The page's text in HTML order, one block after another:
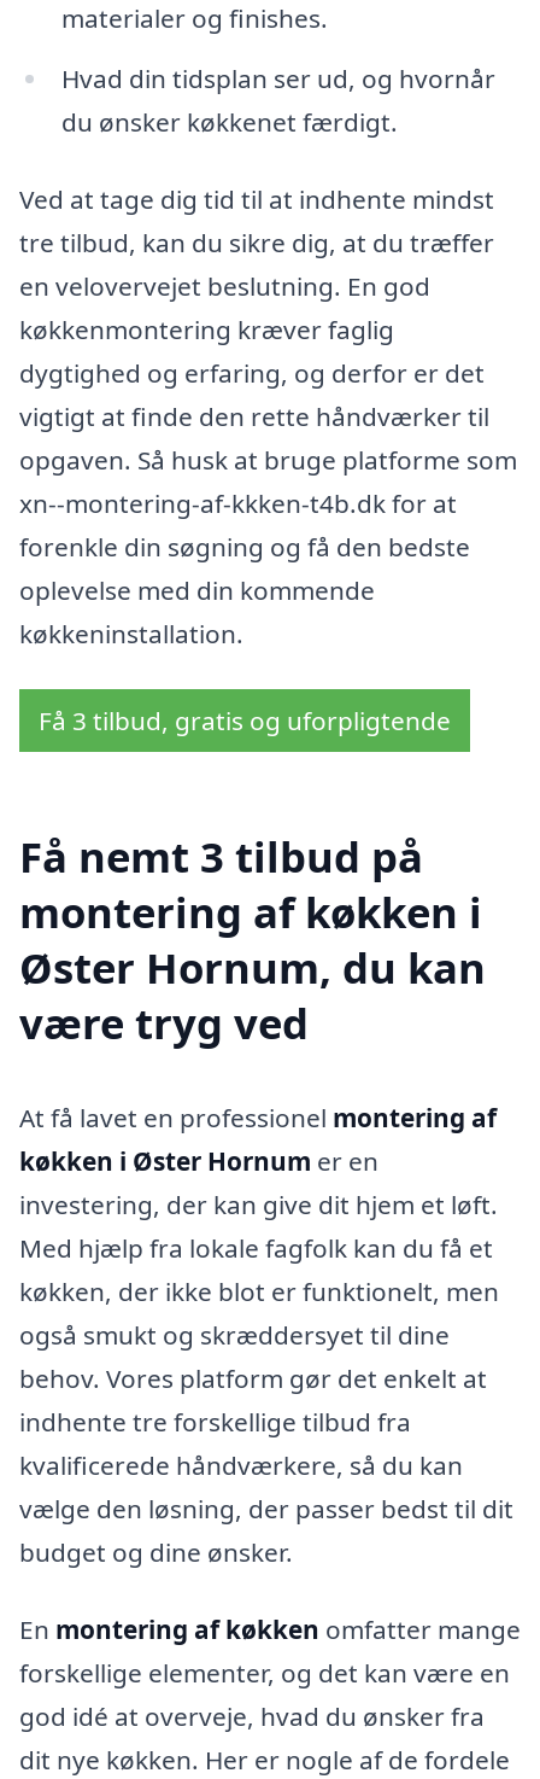
materialer og finishes.
Hvad din tidsplan ser ud, og hvornår
du ønsker køkkenet færdigt.
Ved at tage dig tid til at indhente mindst
tre tilbud, kan du sikre dig, at du træffer
en velovervejet beslutning. En god
køkkenmontering kræver faglig
dygtighed og erfaring, og derfor er det
vigtigt at finde den rette håndværker til
opgaven. Så husk at bruge platforme som
xn--montering-af-kkken-t4b.dk for at
forenkle din søgning og få den bedste
oplevelse med din kommende
køkkeninstallation.
Få 3 tilbud, gratis og uforpligtende
Få nemt 3 tilbud på
montering af køkken i
Øster Hornum, du kan
være tryg ved
At få lavet en professionel montering af
køkken i Øster Hornum er en
investering, der kan give dit hjem et løft.
Med hjælp fra lokale fagfolk kan du få et
køkken, der ikke blot er funktionelt, men
også smukt og skræddersyet til dine
behov. Vores platform gør det enkelt at
indhente tre forskellige tilbud fra
kvalificerede håndværkere, så du kan
vælge den løsning, der passer bedst til dit
budget og dine ønsker.
En montering af køkken omfatter mange
forskellige elementer, og det kan være en
god idé at overveje, hvad du ønsker fra
dit nye køkken. Her er nogle af de fordele